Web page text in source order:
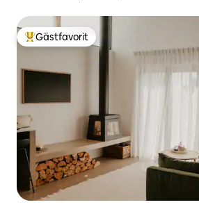
Populär gästfavorit
Gästfavorit